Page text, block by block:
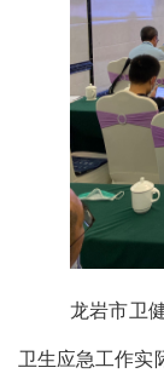
龙岩市卫
卫生应急工作实